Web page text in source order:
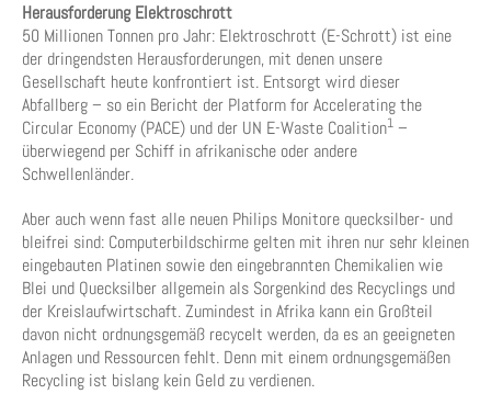
Herausforderung Elektroschrott
50 Millionen Tonnen pro Jahr: Elektroschrott (E-Schrott) ist eine
der dringendsten Herausforderungen, mit denen unsere
Gesellschaft heute konfrontiert ist. Entsorgt wird dieser
Abfallberg – so ein Bericht der Platform for Accelerating the
Circular Economy (PACE) und der UN E-Waste Coalition1 –
überwiegend per Schiff in afrikanische oder andere
Schwellenländer.
Aber auch wenn fast alle neuen Philips Monitore quecksilber- und
bleifrei sind: Computerbildschirme gelten mit ihren nur sehr kleinen
eingebauten Platinen sowie den eingebrannten Chemikalien wie
Blei und Quecksilber allgemein als Sorgenkind des Recyclings und
der Kreislaufwirtschaft. Zumindest in Afrika kann ein Großteil
davon nicht ordnungsgemäß recycelt werden, da es an geeigneten
Anlagen und Ressourcen fehlt. Denn mit einem ordnungsgemäßen
Recycling ist bislang kein Geld zu verdienen.